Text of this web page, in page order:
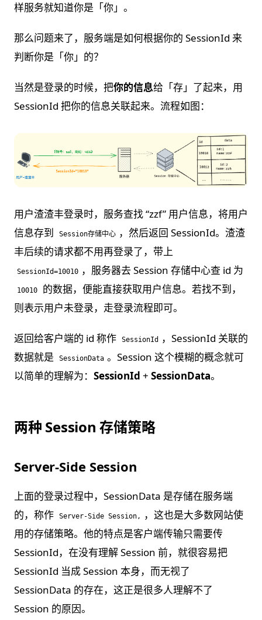
样服务就知道你是「你」。
那么问题来了，服务端是如何根据你的 SessionId 来
判断你是「你」的？
当然是登录的时候，把你的信息给「存」了起来，用
SessionId 把你的信息关联起来。流程如图：
用户渣渣丰登录时，服务查找 “zzf” 用户信息，将用户
信息存到
Session存储中心 ，然后返回 SessionId。渣渣
丰后续的请求都不用再登录了，带上
SessionId=10010 ，服务器去 Session 存储中心查 id 为
10010
的数据，便能直接获取用户信息。若找不到，
则表示用户未登录，走登录流程即可。
返回给客户端的 id 称作 SessionId
，SessionId 关联的
数据就是
SessionData 。Session 这个模糊的概念就可
以简单的理解为： SessionId + SessionData。
两种 Session 存储策略
Server-Side Session
上面的登录过程中，SessionData 是存储在服务端
的，称作
Server-Side Session,
，这也是大多数网站使
用的存储策略。他的特点是客户端传输只需要传
SessionId，在没有理解 Session 前，就很容易把
SessionId 当成 Session 本身，而无视了
SessionData 的存在，这正是很多人理解不了
Session 的原因。